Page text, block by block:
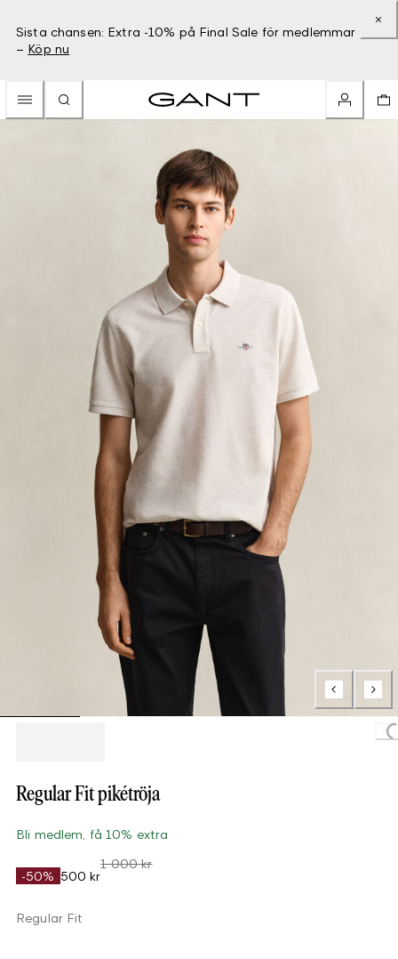
Sista chansen: Extra -10% på Final Sale för medlemmar
– Köp nu
Regular Fit pikétröja
Bli medlem, få 10% extra
-50% 500 kr
1 000 kr
Regular Fit